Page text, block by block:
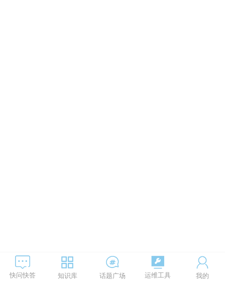
快问快答 知识库 话题广场 运维工具 我的